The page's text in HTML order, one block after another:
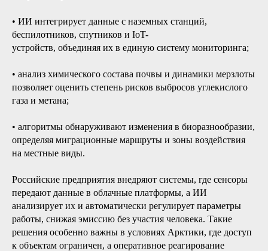
• ИИ интегрирует данные с наземных станций,
беспилотников, спутников и IoT-
устройств, объединяя их в единую систему мониторинга;
• анализ химического состава почвы и динамики мерзлоты
позволяет оценить степень рисков выбросов углекислого
газа и метана;
• алгоритмы обнаруживают изменения в биоразнообразии,
определяя миграционные маршруты и зоны воздействия
на местные виды.
Российские предприятия внедряют системы, где сенсоры
передают данные в облачные платформы, а ИИ
анализирует их и автоматически регулирует параметры
работы, снижая эмиссию без участия человека. Такие
решения особенно важны в условиях Арктики, где доступ
к объектам ограничен, а оперативное реагирование